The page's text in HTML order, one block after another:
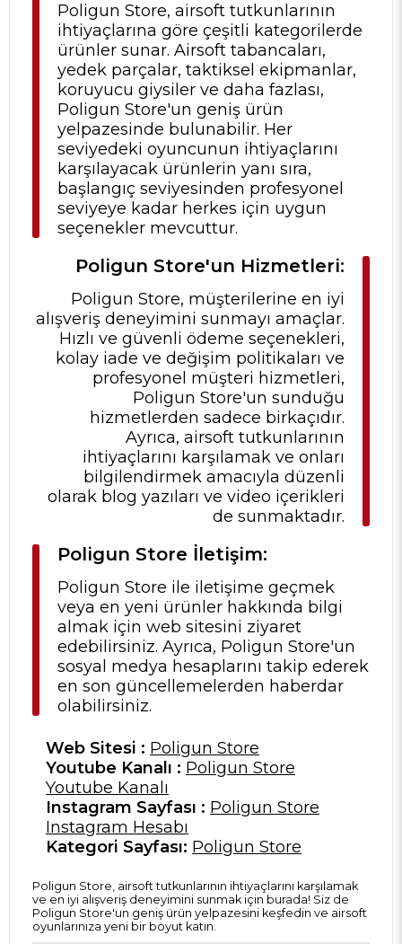
Poligun Store, airsoft tutkunlarının
ihtiyaçlarına göre çeşitli kategorilerde
ürünler sunar. Airsoft tabancaları,
yedek parçalar, taktiksel ekipmanlar,
koruyucu giysiler ve daha fazlası,
Poligun Store'un geniş ürün
yelpazesinde bulunabilir. Her
seviyedeki oyuncunun ihtiyaçlarını
karşılayacak ürünlerin yanı sıra,
başlangıç seviyesinden profesyonel
seviyeye kadar herkes için uygun
seçenekler mevcuttur.
Poligun Store'un Hizmetleri:
Poligun Store, müşterilerine en iyi
alışveriş deneyimini sunmayı amaçlar.
Hızlı ve güvenli ödeme seçenekleri,
kolay iade ve değişim politikaları ve
profesyonel müşteri hizmetleri,
Poligun Store'un sunduğu
hizmetlerden sadece birkaçıdır.
Ayrıca, airsoft tutkunlarının
ihtiyaçlarını karşılamak ve onları
bilgilendirmek amacıyla düzenli
olarak blog yazıları ve video içerikleri
de sunmaktadır.
Poligun Store İletişim:
Poligun Store ile iletişime geçmek
veya en yeni ürünler hakkında bilgi
almak için web sitesini ziyaret
edebilirsiniz. Ayrıca, Poligun Store'un
sosyal medya hesaplarını takip ederek
en son güncellemelerden haberdar
olabilirsiniz.
Web Sitesi : Poligun Store
Youtube Kanalı : Poligun Store
Youtube Kanalı
Instagram Sayfası : Poligun Store
Instagram Hesabı
Kategori Sayfası: Poligun Store
Poligun Store, airsoft tutkunlarının ihtiyaçlarını karşılamak
ve en iyi alışveriş deneyimini sunmak için burada! Siz de
Poligun Store'un geniş ürün yelpazesini keşfedin ve airsoft
oyunlarınıza yeni bir boyut katın.